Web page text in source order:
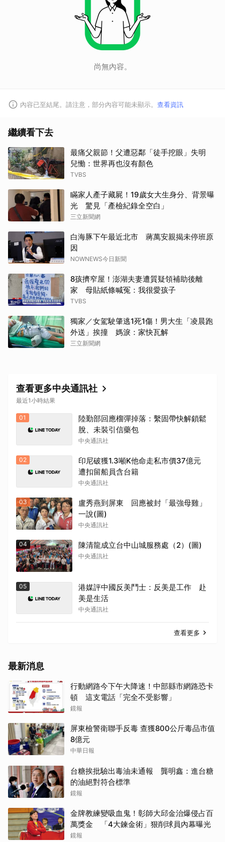
尚無內容。
內容已至結尾。請注意，部分內容可能未顯示。 查看資訊
繼續看下去
最痛父親節！父遭惡鄰「徒手挖眼」失明
兒慟：世界再也沒有顏色
TVBS
瞞家人產子藏屍！19歲女大生身分、背景曝
光 驚見「產檢紀錄全空白」
三立新聞網
白海豚下午最近北市 蔣萬安親揭未停班原
因
NOWNEWS今日新聞
8孩擠窄屋！澎湖夫妻遭質疑領補助後離
家 母貼紙條喊冤：我很愛孩子
TVBS
獨家／女駕駛肇逃1死1傷！男大生「凌晨跑
外送」挨撞 媽淚：家快瓦解
三立新聞網
查看更多中央通訊社
最近1小時結果
01
陸勤部回應榴彈掉落：繫固帶快解鎖鬆
脫、未裝引信藥包
中央通訊社
02
印尼破獲1.3噸K他命走私市價37億元
遭扣留船員含台籍
中央通訊社
03
盧秀燕到屏東 回應被封「最強母雞」
一說(圖)
中央通訊社
04 陳清龍成立台中山城服務處（2）(圖)
中央通訊社
05
港媒評中國反美鬥士：反美是工作 赴
美是生活
中央通訊社
查看更多
最新消息
行動網路今下午大降速！中部縣市網路恐卡
頓 這支電話「完全不受影響」
鏡報
屏東檢警衛聯手反毒 查獲800公斤毒品市值
8億元
中華日報
台糖挨批驗出毒油未通報 龔明鑫：進台糖
的油絕對符合標準
鏡報
金牌教練變吸血鬼！彰師大邱金治爆侵占百
萬獎金 「4大鍊金術」狠削球員內幕曝光
鏡報
取消